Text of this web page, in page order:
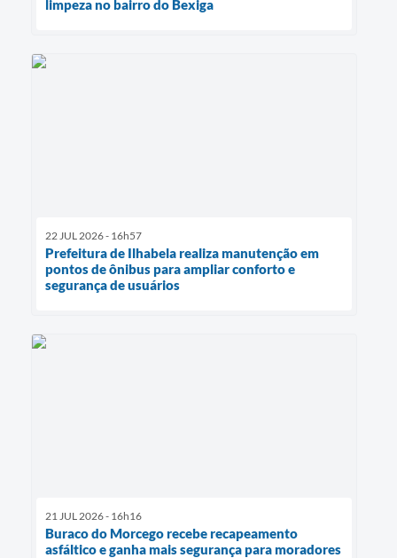
limpeza no bairro do Bexiga
22 JUL 2026 - 16h57
Prefeitura de Ilhabela realiza manutenção em
pontos de ônibus para ampliar conforto e
segurança de usuários
21 JUL 2026 - 16h16
Buraco do Morcego recebe recapeamento
asfáltico e ganha mais segurança para moradores